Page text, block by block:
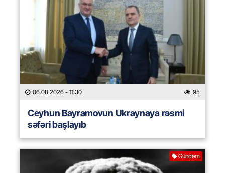
06.08.2026 - 11:30 95
Ceyhun Bayramovun Ukraynaya rəsmi
səfəri başlayıb
Gündəm